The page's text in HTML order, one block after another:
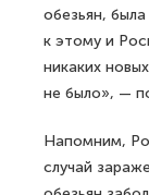
обезьян,
к этому и
никаких
не было», —
Напомним,
случай